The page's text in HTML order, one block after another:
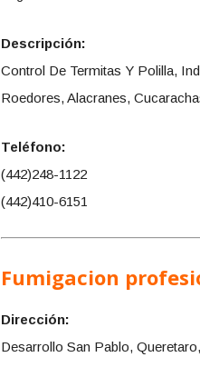
Descripción:
Control De Termitas Y Polilla,
Roedores, Alacranes,
Teléfono:
(442)248-1122
(442)410-6151
Fumigacion
Dirección:
Desarrollo San Pablo,